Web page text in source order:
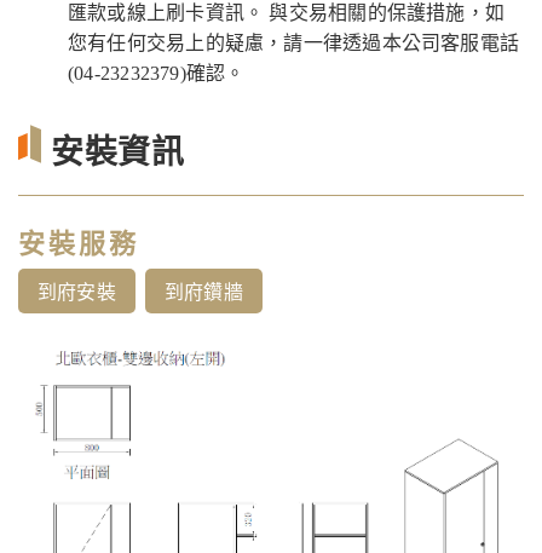
匯款或線上刷卡資訊。 與交易相關的保護措施，如
您有任何交易上的疑慮，請一律透過本公司客服電話
(04-23232379)確認。
安裝資訊
安裝服務
到府安裝 到府鑽牆